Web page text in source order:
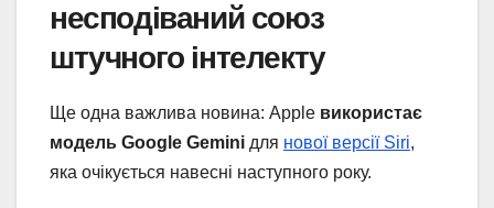
несподіваний союз
штучного інтелекту
Ще одна важлива новина: Apple використає
модель Google Gemini для нової версії Siri,
яка очікується навесні наступного року.